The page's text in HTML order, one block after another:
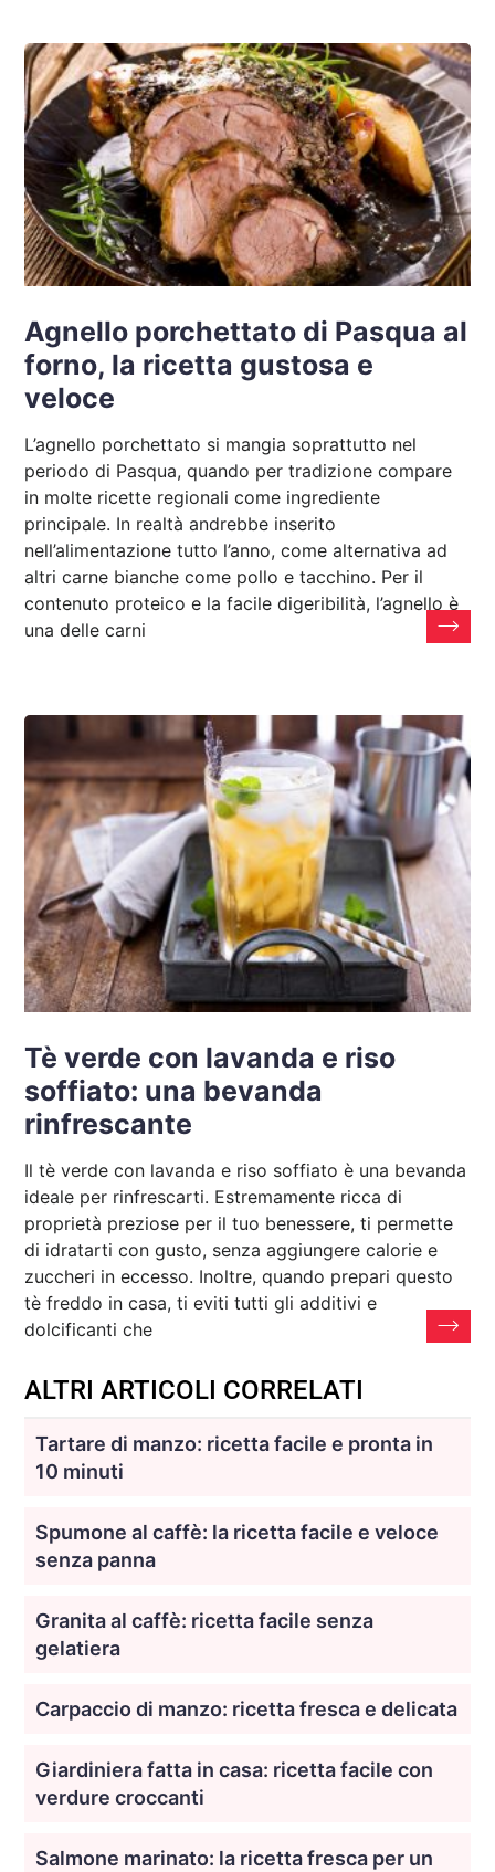
Agnello porchettato di Pasqua al
forno, la ricetta gustosa e
veloce
L’agnello porchettato si mangia soprattutto nel
periodo di Pasqua, quando per tradizione compare
in molte ricette regionali come ingrediente
principale. In realtà andrebbe inserito
nell’alimentazione tutto l’anno, come alternativa ad
altri carne bianche come pollo e tacchino. Per il
contenuto proteico e la facile digeribilità, l’agnello è
una delle carni
Tè verde con lavanda e riso
soffiato: una bevanda
rinfrescante
Il tè verde con lavanda e riso soffiato è una bevanda
ideale per rinfrescarti. Estremamente ricca di
proprietà preziose per il tuo benessere, ti permette
di idratarti con gusto, senza aggiungere calorie e
zuccheri in eccesso. Inoltre, quando prepari questo
tè freddo in casa, ti eviti tutti gli additivi e
dolcificanti che
ALTRI ARTICOLI CORRELATI
Tartare di manzo: ricetta facile e pronta in
10 minuti
Spumone al caffè: la ricetta facile e veloce
senza panna
Granita al caffè: ricetta facile senza
gelatiera
Carpaccio di manzo: ricetta fresca e delicata
Giardiniera fatta in casa: ricetta facile con
verdure croccanti
Salmone marinato: la ricetta fresca per un